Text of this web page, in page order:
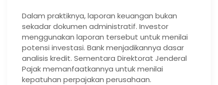
Dalam praktiknya, laporan keuangan bukan
sekadar dokumen administratif. Investor
menggunakan laporan tersebut untuk menilai
potensi investasi. Bank menjadikannya dasar
analisis kredit. Sementara Direktorat Jenderal
Pajak memanfaatkannya untuk menilai
kepatuhan perpajakan perusahaan.